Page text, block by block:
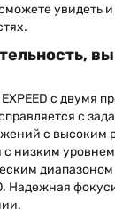
увидеть и
с двумя
с
с высоким
с низким
диапазоном
Надежная